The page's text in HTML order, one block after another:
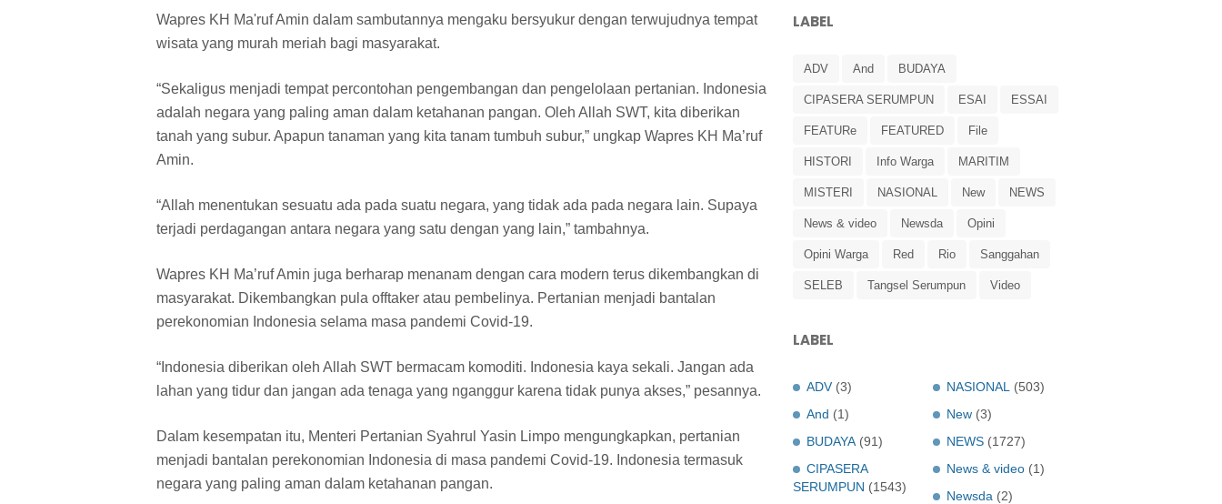
Wapres KH Ma'ruf Amin dalam sambutannya mengaku bersyukur dengan terwujudnya tempat
wisata yang murah meriah bagi masyarakat.
“Sekaligus menjadi tempat percontohan pengembangan dan pengelolaan pertanian. Indonesia
adalah negara yang paling aman dalam ketahanan pangan. Oleh Allah SWT, kita diberikan
tanah yang subur. Apapun tanaman yang kita tanam tumbuh subur,” ungkap Wapres KH Ma’ruf
Amin.
“Allah menentukan sesuatu ada pada suatu negara, yang tidak ada pada negara lain. Supaya
terjadi perdagangan antara negara yang satu dengan yang lain,” tambahnya.
Wapres KH Ma’ruf Amin juga berharap menanam dengan cara modern terus dikembangkan di
masyarakat. Dikembangkan pula offtaker atau pembelinya. Pertanian menjadi bantalan
perekonomian Indonesia selama masa pandemi Covid-19.
“Indonesia diberikan oleh Allah SWT bermacam komoditi. Indonesia kaya sekali. Jangan ada
lahan yang tidur dan jangan ada tenaga yang nganggur karena tidak punya akses,” pesannya.
Dalam kesempatan itu, Menteri Pertanian Syahrul Yasin Limpo mengungkapkan, pertanian
menjadi bantalan perekonomian Indonesia di masa pandemi Covid-19. Indonesia termasuk
negara yang paling aman dalam ketahanan pangan.
LABEL
ADV And BUDAYA
CIPASERA SERUMPUN ESAI ESSAI
FEATURe FEATURED File
HISTORI Info Warga MARITIM
MISTERI NASIONAL New NEWS
News & video Newsda Opini
Opini Warga Red Rio Sanggahan
SELEB Tangsel Serumpun Video
LABEL
ADV (3)
And (1)
BUDAYA (91)
CIPASERA
SERUMPUN (1543)
NASIONAL
(503)
New (3)
NEWS (1727)
News & video (1)
Newsda (2)